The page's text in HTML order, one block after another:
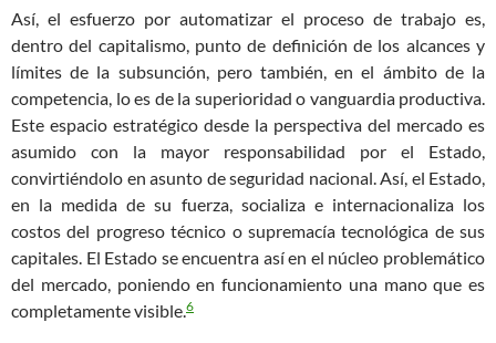
Así, el esfuerzo por automatizar el proceso de trabajo es,
dentro del capitalismo, punto de definición de los alcances y
límites de la subsunción, pero también, en el ámbito de la
competencia, lo es de la superioridad o vanguardia productiva.
Este espacio estratégico desde la perspectiva del mercado es
asumido con la mayor responsabilidad por el Estado,
convirtiéndolo en asunto de seguridad nacional. Así, el Estado,
en la medida de su fuerza, socializa e internacionaliza los
costos del progreso técnico o supremacía tecnológica de sus
capitales. El Estado se encuentra así en el núcleo problemático
del mercado, poniendo en funcionamiento una mano que es
completamente visible.6